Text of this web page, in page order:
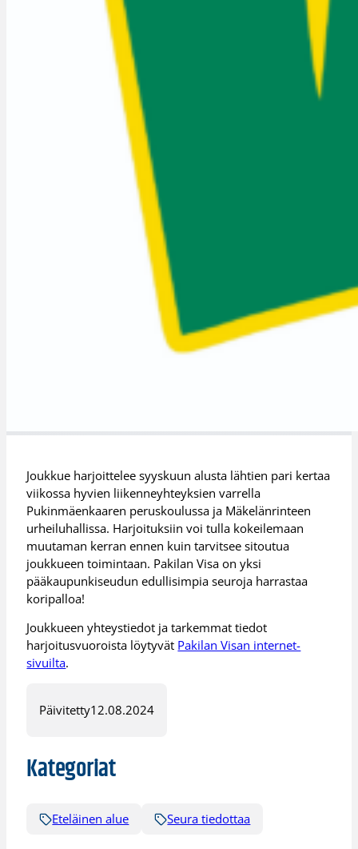
Joukkue harjoittelee syyskuun alusta lähtien pari kertaa
viikossa hyvien liikenneyhteyksien varrella
Pukinmäenkaaren peruskoulussa ja Mäkelänrinteen
urheiluhallissa. Harjoituksiin voi tulla kokeilemaan
muutaman kerran ennen kuin tarvitsee sitoutua
joukkueen toimintaan. Pakilan Visa on yksi
pääkaupunkiseudun edullisimpia seuroja harrastaa
koripalloa!
Joukkueen yhteystiedot ja tarkemmat tiedot
harjoitusvuoroista löytyvät Pakilan Visan internet-
sivuilta.
Päivitetty12.08.2024
Kategoriat
Eteläinen alue Seura tiedottaa